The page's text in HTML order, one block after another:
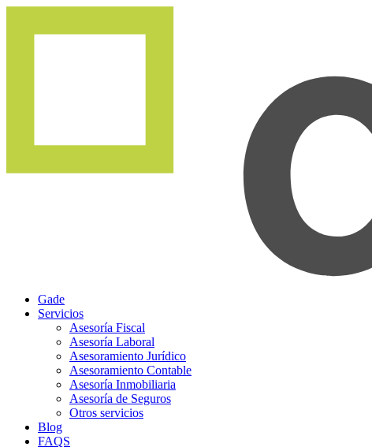
Gade
Servicios
Asesoría Fiscal
Asesoría Laboral
Asesoramiento Jurídico
Asesoramiento Contable
Asesoría Inmobiliaria
Asesoría de Seguros
Otros servicios
Blog
FAQS